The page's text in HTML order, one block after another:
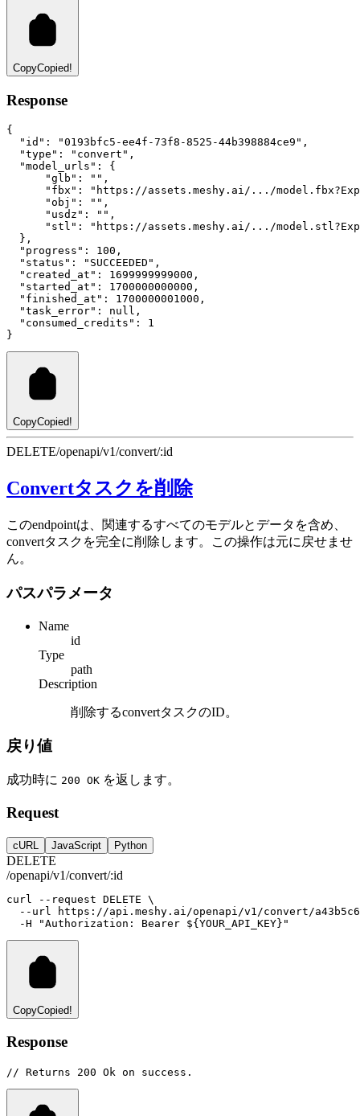
CopyCopied!
Response
{
"id" : "0193bfc5-ee4f-73f8-8525-44b398884ce9" ,
"type" : "convert" ,
"model_urls" :
{
"glb" : "" ,
"fbx" :
"https://assets.meshy.ai/.../
"obj" : "" ,
"usdz" : "" ,
"stl" :
"https://assets.meshy.ai/.../
  }
,
"progress" : 100 ,
"status" : "SUCCEEDED" ,
"created_at" : 1699999999000 ,
"started_at" : 1700000000000 ,
"finished_at" : 1700000001000 ,
"task_error" : null ,
"consumed_credits" :
1
}
CopyCopied!
DELETE/openapi/v1/convert/:id
Convertタスクを削除
このendpointは、関連するすべてのモデルとデータを含め、
convertタスクを完全に削除します。この操作は元に戻せませ
ん。
パスパラメータ
Name
id
Type
path
Description
削除するconvertタスクのID。
戻り値
成功時に 200 OK を返します。
Request
cURL JavaScript Python
DELETE
/openapi/v1/convert/:id
curl --request DELETE \
--url
https://api.meshy.ai/openapi/v1/convert/
-H
"Authorization: Bearer ${YOUR_API_KEY}"
CopyCopied!
Response
// Returns 200 Ok on success.